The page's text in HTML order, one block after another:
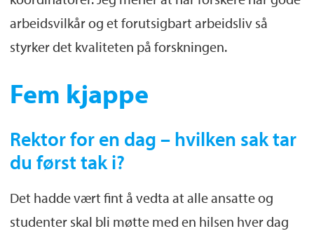
arbeidsvilkår og et forutsigbart arbeidsliv så
styrker det kvaliteten på forskningen.
Fem kjappe
Rektor for en dag – hvilken sak tar
du først tak i?
Det hadde vært fint å vedta at alle ansatte og
studenter skal bli møtte med en hilsen hver dag